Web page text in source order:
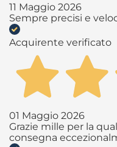
11 Maggio 2026
Sempre precisi e
Acquirente verificato
01 Maggio 2026
Grazie mille per la
consegna